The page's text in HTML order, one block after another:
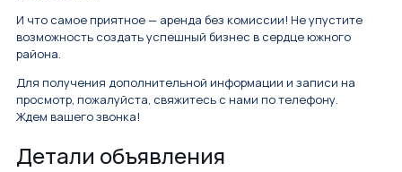
И что самое приятное — аренда без комиссии! Не упустите
возможность создать успешный бизнес в сердце южного
района.
Для получения дополнительной информации и записи на
просмотр, пожалуйста, свяжитесь с нами по телефону.
Ждем вашего звонка!
Детали объявления